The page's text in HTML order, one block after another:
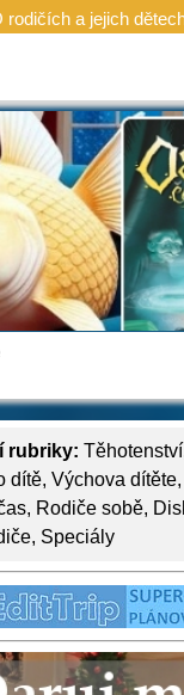
rodičích a jejich
rubriky: Těhotenství
dítě, Výchova dítěte,
, Rodiče sobě,
, Speciály